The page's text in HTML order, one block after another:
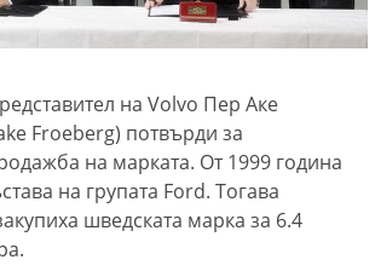
на Volvo Пер Аке
Froeberg) потвърди за
на марката. От 1999 година
на групата Ford. Тогава
шведската марка за 6.4